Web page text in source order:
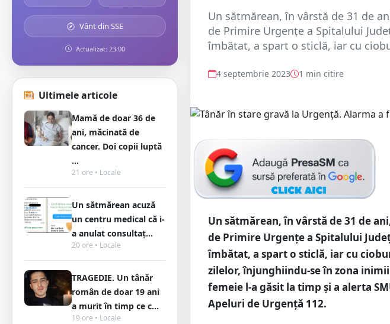
Vânt din SSE
Actualizat: 23:00
Ultimele articole
Mamă de doar 36 de
ani, măcinată de
cancer. Doi copii luptă
...
21 ore • Locale
Un sătmărean acuză
un centru medical că i-
a anulat consultaț...
20 ore • Locale
TRAGEDIE. Un tânăr
român de doar 19 ani
a murit în timp ce c...
19 ore • Locale
Un sătmărean, în vârstă de 31 de
de Primire Urgențe a Spitalului
îmbătat, a spart o sticlă, iar cu
4 septembrie 2023 1 min citire
Un sătmărean, în vârstă de 31 de
de Primire Urgențe a Spitalului
îmbătat, a spart o sticlă, iar cu
zilelor, înjunghiindu-se în zona
femeie l-a găsit la timp și a alerta
Apeluri de Urgență 112.